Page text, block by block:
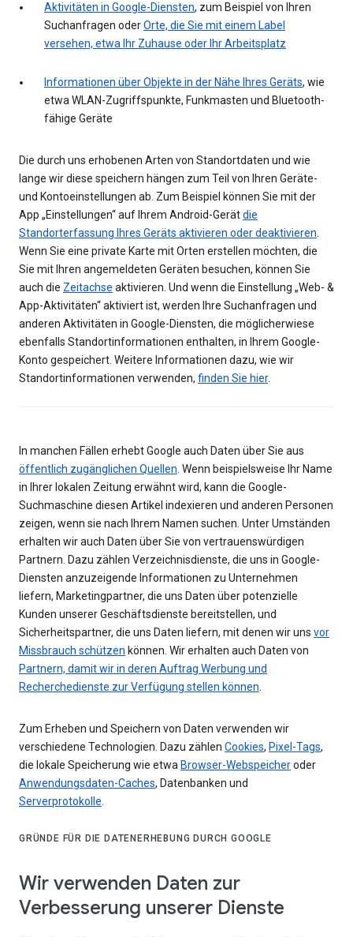
Aktivitäten in Google-Diensten, zum Beispiel von Ihren
Suchanfragen oderOrte, die Sie mit einem Label
versehen, etwa Ihr Zuhause oder Ihr Arbeitsplatz
Informationen über Objekte in der Nähe Ihres Geräts, wie
etwa WLAN-Zugriffspunkte, Funkmasten und Bluetooth-
fähige Geräte
Die durch uns erhobenen Arten von Standortdaten und wie
lange wir diese speichern hängen zum Teil von Ihren Geräte-
und Kontoeinstellungen ab. Zum Beispiel können Sie mit der
App „Einstellungen“ auf Ihrem Android-Gerätdie
Standorterfassung Ihres Geräts aktivieren oder deaktivieren.
Wenn Sie eine private Karte mit Orten erstellen möchten, die
Sie mit Ihren angemeldeten Geräten besuchen, können Sie
auch die Zeitachse aktivieren. Und wenn die Einstellung „Web- &
App-Aktivitäten“ aktiviert ist, werden Ihre Suchanfragen und
anderen Aktivitäten in Google-Diensten, die möglicherwiese
ebenfalls Standortinformationen enthalten, in Ihrem Google-
Konto gespeichert. Weitere Informationen dazu, wie wir
Standortinformationen verwenden, finden Sie hier.
In manchen Fällen erhebt Google auch Daten über Sie aus
öffentlich zugänglichen Quellen. Wenn beispielsweise Ihr Name
in Ihrer lokalen Zeitung erwähnt wird, kann die Google-
Suchmaschine diesen Artikel indexieren und anderen Personen
zeigen, wenn sie nach Ihrem Namen suchen. Unter Umständen
erhalten wir auch Daten über Sie von vertrauenswürdigen
Partnern. Dazu zählen Verzeichnisdienste, die uns in Google-
Diensten anzuzeigende Informationen zu Unternehmen
liefern, Marketingpartner, die uns Daten über potenzielle
Kunden unserer Geschäftsdienste bereitstellen, und
Sicherheitspartner, die uns Daten liefern, mit denen wir uns vor
Missbrauch schützen können. Wir erhalten auch Daten von
Partnern, damit wir in deren Auftrag Werbung und
Recherchedienste zur Verfügung stellen können.
Zum Erheben und Speichern von Daten verwenden wir
verschiedene Technologien. Dazu zählen Cookies, Pixel-Tags,
die lokale Speicherung wie etwa Browser-Webspeicheroder
Anwendungsdaten-Caches, Datenbanken und
Serverprotokolle.
GRÜNDE FÜR DIE DATENERHEBUNG DURCH GOOGLE
Wir verwenden Daten zur
Verbesserung unserer Dienste